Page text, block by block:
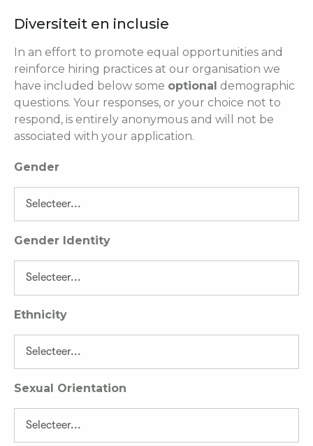
Diversiteit en inclusie
In an effort to promote equal opportunities and
reinforce hiring practices at our organisation we
have included below some optional demographic
questions. Your responses, or your choice not to
respond, is entirely anonymous and will not be
associated with your application.
Gender
Gender Identity
Ethnicity
Sexual Orientation